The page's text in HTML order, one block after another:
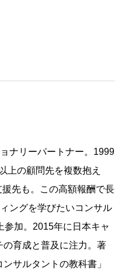
ナリーパートナー。1999
上の顧問先を複数抱え
先も。この高額報酬で長
ングを学びたいコンサル
参加。2015年に日本キャ
育成と普及に注力。著
サルタントの教科書」